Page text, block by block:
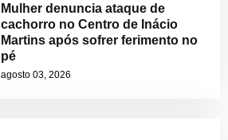
Mulher denuncia ataque de
cachorro no Centro de Inácio
Martins após sofrer ferimento no
pé
agosto 03, 2026